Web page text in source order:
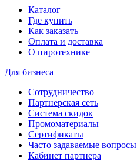
Каталог
Где купить
Как заказать
Оплата и доставка
О пиротехнике
Для бизнеса
Сотрудничество
Партнерская сеть
Система скидок
Промоматериалы
Сертификаты
Часто задаваемые вопросы
Кабинет партнера